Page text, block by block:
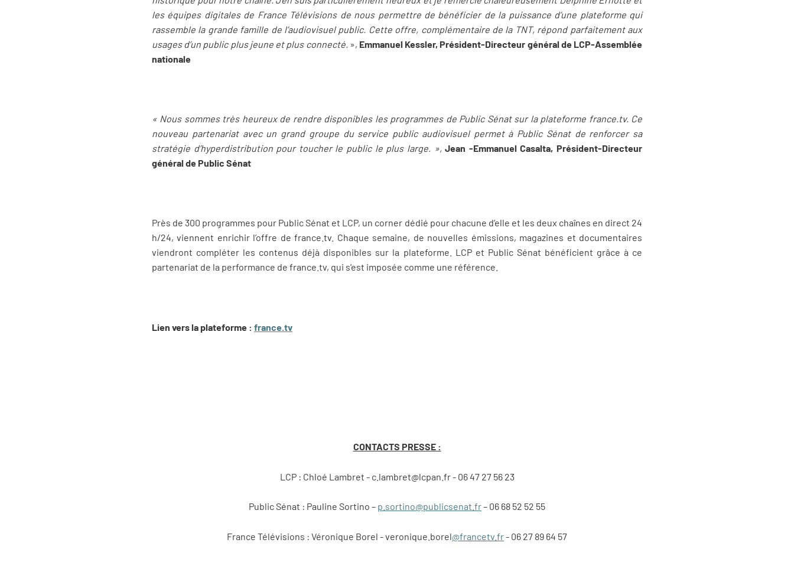
les équipes digitales de France Télévisions de nous permettre de bénéficier de la puissance d’une plateforme qui
rassemble la grande famille de l’audiovisuel public. Cette offre, complémentaire de la TNT, répond parfaitement aux
usages d’un public plus jeune et plus connecté. », Emmanuel Kessler, Président-Directeur général de LCP-Assemblée
nationale
« Nous sommes très heureux de rendre disponibles les programmes de Public Sénat sur la plateforme france.tv. Ce
nouveau partenariat avec un grand groupe du service public audiovisuel permet à Public Sénat de renforcer sa
stratégie d’hyperdistribution pour toucher le public le plus large. »,Jean -Emmanuel Casalta, Président-Directeur
général de Public Sénat
Près de 300 programmes pour Public Sénat et LCP, un corner dédié pour chacune d’elle et les deux chaînes en direct 24
h/24, viennent enrichir l’offre de france.tv. Chaque semaine, de nouvelles émissions, magazines et documentaires
viendront compléter les contenus déjà disponibles sur la plateforme. LCP et Public Sénat bénéficient grâce à ce
partenariat de la performance de france.tv, qui s'est imposée comme une référence.
Lien vers la plateforme : france.tv
CONTACTS PRESSE :
LCP : Chloé Lambret - c.lambret@lcpan.fr - 06 47 27 56 23
Public Sénat : Pauline Sortino – p.sortino@publicsenat.fr– 06 68 52 52 55
France Télévisions : Véronique Borel - veronique.borel@francetv.fr- 06 27 89 64 57